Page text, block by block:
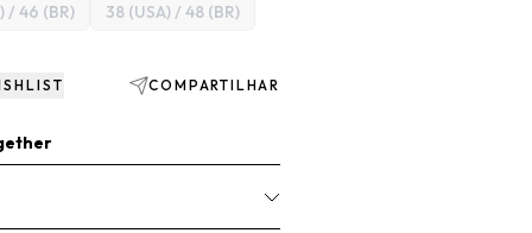
/ 46 (BR) 38 (USA) / 48 (BR)
COMPARTILHAR